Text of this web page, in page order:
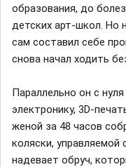
образования, до
детских арт-школ. Но
сам составил себе
снова начал ходить
Параллельно он с
электронику, 3D-
женой за 48 часов
коляски,
надевает обруч,